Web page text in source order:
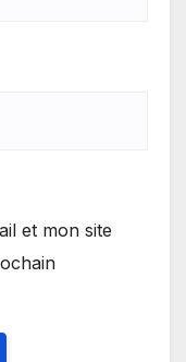
et mon site